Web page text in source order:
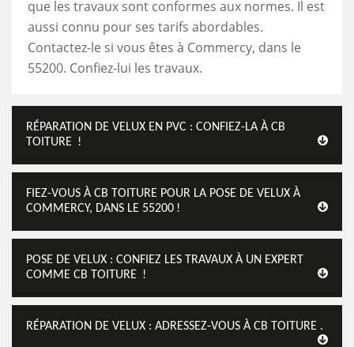
que les travaux sont conformes aux normes. Il est
aussi connu pour ses tarifs abordables.
Contactez-le si vous êtes à Commercy, dans le
55200. Confiez-lui les travaux.
RÉPARATION DE VELUX EN PVC : CONFIEZ-LA À CB
TOITURE !
FIEZ-VOUS À CB TOITURE POUR LA POSE DE VELUX À
COMMERCY, DANS LE 55200 !
POSE DE VELUX : CONFIEZ LES TRAVAUX À UN EXPERT
COMME CB TOITURE !
RÉPARATION DE VELUX : ADRESSEZ-VOUS À CB TOITURE .